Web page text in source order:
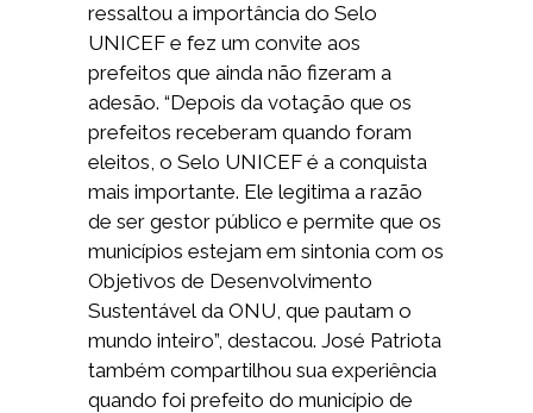
ressaltou a importância do Selo
UNICEF e fez um convite aos
prefeitos que ainda não fizeram a
adesão. “Depois da votação que os
prefeitos receberam quando foram
eleitos, o Selo UNICEF é a conquista
mais importante. Ele legitima a razão
de ser gestor público e permite que os
municípios estejam em sintonia com os
Objetivos de Desenvolvimento
Sustentável da ONU, que pautam o
mundo inteiro”, destacou. José Patriota
também compartilhou sua experiência
quando foi prefeito do município de